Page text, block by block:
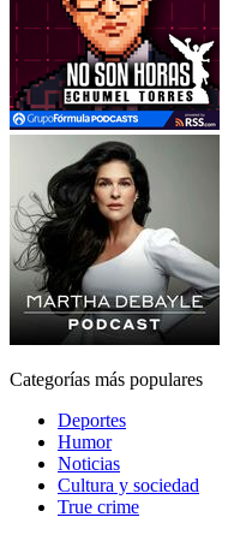
Categorías más populares
Deportes
Humor
Noticias
Cultura y sociedad
True crime